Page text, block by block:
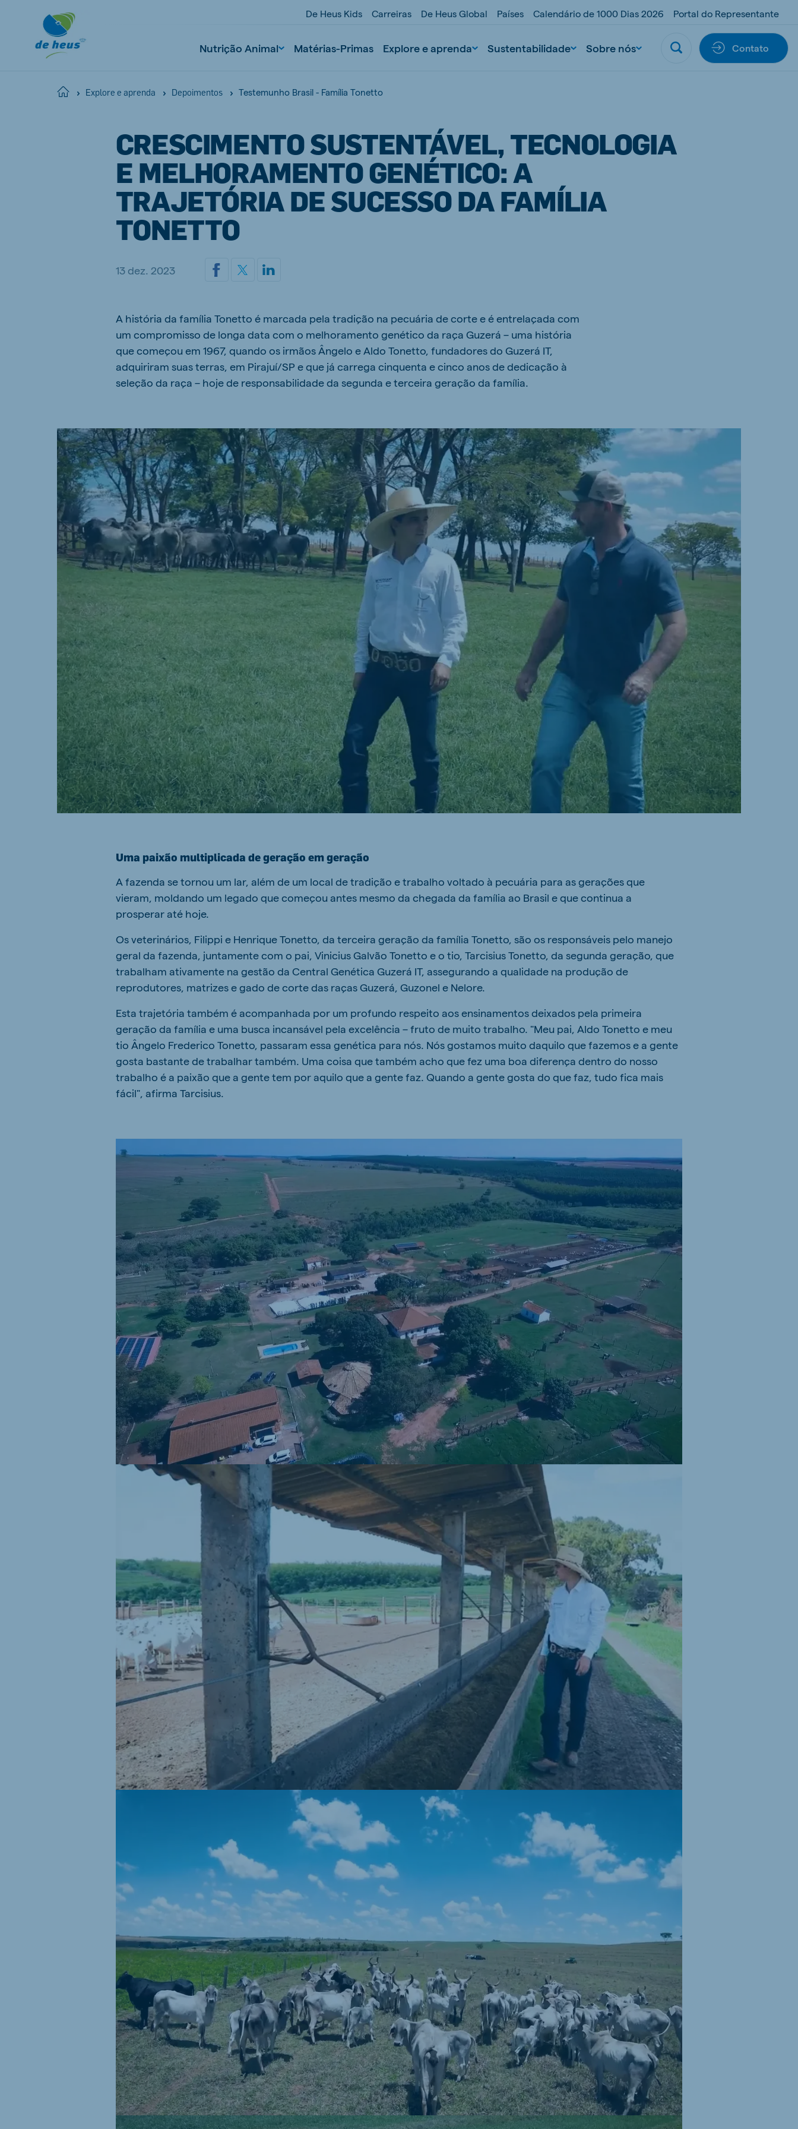
De Heus Kids Carreiras De Heus Global Países Calendário de 1000 Dias 2026 Portal do Representante
Nutrição Animal Matérias-Primas Explore e aprenda Sustentabilidade Sobre nós Contato
Home Explore e aprenda Depoimentos Testemunho Brasil - Família Tonetto
CRESCIMENTO SUSTENTÁVEL, TECNOLOGIA
E MELHORAMENTO GENÉTICO: A
TRAJETÓRIA DE SUCESSO DA FAMÍLIA
TONETTO
13 dez. 2023
A história da família Tonetto é marcada pela tradição na pecuária de corte e é entrelaçada com
um compromisso de longa data com o melhoramento genético da raça Guzerá – uma história
que começou em 1967, quando os irmãos Ângelo e Aldo Tonetto, fundadores do Guzerá IT,
adquiriram suas terras, em Pirajuí/SP e que já carrega cinquenta e cinco anos de dedicação à
seleção da raça – hoje de responsabilidade da segunda e terceira geração da família.
Uma paixão multiplicada de geração em geração
A fazenda se tornou um lar, além de um local de tradição e trabalho voltado à pecuária para as gerações que
vieram, moldando um legado que começou antes mesmo da chegada da família ao Brasil e que continua a
prosperar até hoje.
Os veterinários, Filippi e Henrique Tonetto, da terceira geração da família Tonetto, são os responsáveis pelo manejo
geral da fazenda, juntamente com o pai, Vinicius Galvão Tonetto e o tio, Tarcisius Tonetto, da segunda geração, que
trabalham ativamente na gestão da Central Genética Guzerá IT, assegurando a qualidade na produção de
reprodutores, matrizes e gado de corte das raças Guzerá, Guzonel e Nelore.
Esta trajetória também é acompanhada por um profundo respeito aos ensinamentos deixados pela primeira
geração da família e uma busca incansável pela excelência – fruto de muito trabalho. "Meu pai, Aldo Tonetto e meu
tio Ângelo Frederico Tonetto, passaram essa genética para nós. Nós gostamos muito daquilo que fazemos e a gente
gosta bastante de trabalhar também. Uma coisa que também acho que fez uma boa diferença dentro do nosso
trabalho é a paixão que a gente tem por aquilo que a gente faz. Quando a gente gosta do que faz, tudo fica mais
fácil", afirma Tarcisius.
Poland
Polish
Portugal
Myanmar Indonesia
South Africa
Afrikaans
South Africa
English
Ghana (Koudijs)
English
Egypt (Koudijs)
English
Ethiopia (Koudijs)
English
Brasil
Portuguese
Ukraine (Koudijs)
Ukrainian
Russia (Koudijs)
Russian
Koudijs Export
English